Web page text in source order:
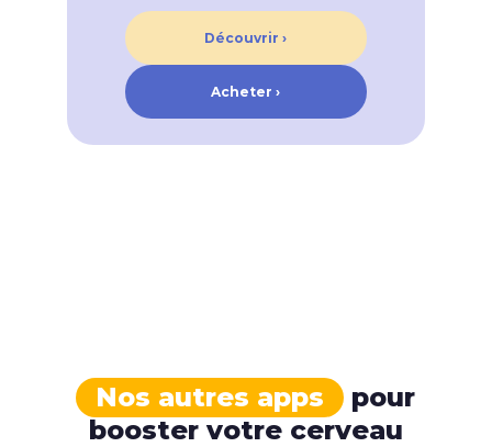
Découvrir ›
Acheter ›
Nos autres apps
pour
booster votre cerveau